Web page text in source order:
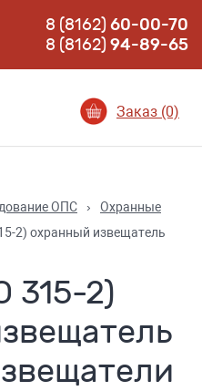
8 (8162)60-00-70
8 (8162)94-89-65
Заказ (0)
ОПС ›
Охранные
2) охранный извещатель
315-2)